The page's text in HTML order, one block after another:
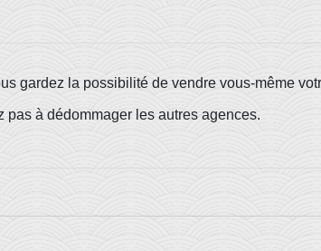
gardez la possibilité de vendre vous-même
pas à dédommager les autres agences.